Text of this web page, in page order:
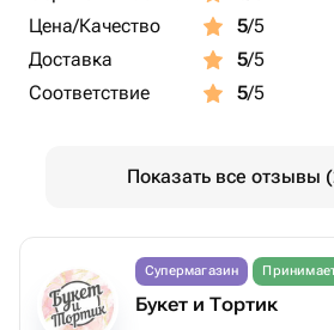
Цена/Качество
5/5
Доставка
5/5
Соответствие
5/5
Показать все отзывы
Супермагазин
Букет и Тортик